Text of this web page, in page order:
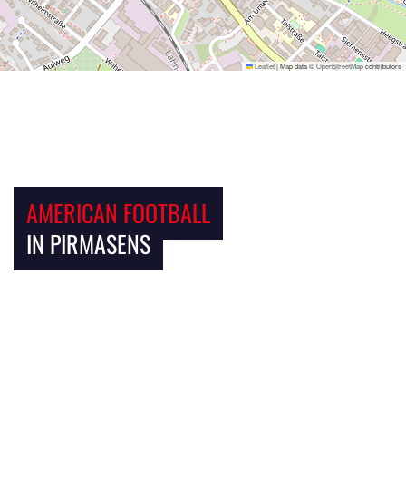
Leaflet|Map data ©OpenStreetMapcontributors
AMERICAN FOOTBALL
IN PIRMASENS